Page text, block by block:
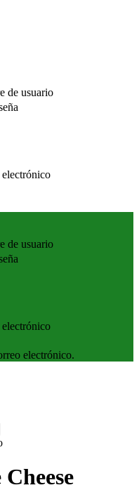
de usuario
de usuario
electrónico.